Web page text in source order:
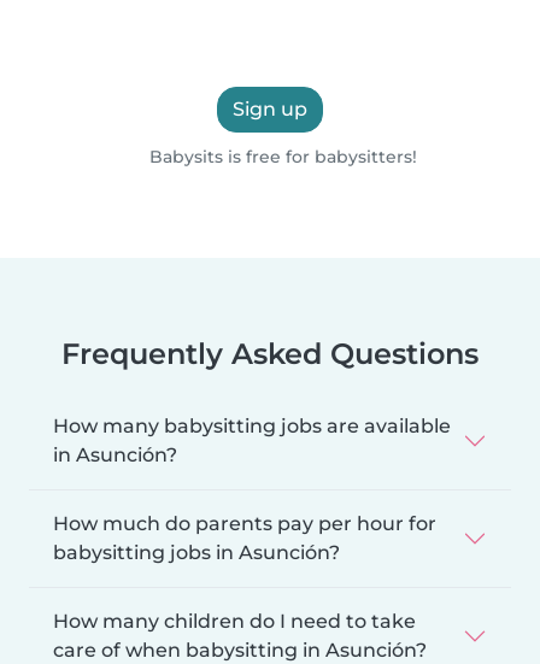
Sign up
Babysits is free for babysitters!
Frequently Asked Questions
How many babysitting jobs are available
in Asunción?
How much do parents pay per hour for
babysitting jobs in Asunción?
How many children do I need to take
care of when babysitting in Asunción?